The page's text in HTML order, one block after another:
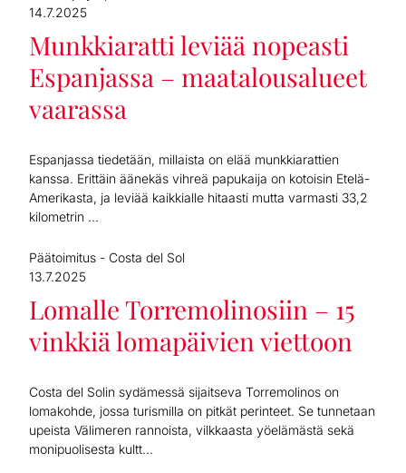
14.7.2025
Munkkiaratti leviää nopeasti
Espanjassa – maatalousalueet
vaarassa
Espanjassa tiedetään, millaista on elää munkkiarattien
kanssa. Erittäin äänekäs vihreä papukaija on kotoisin Etelä-
Amerikasta, ja leviää kaikkialle hitaasti mutta varmasti 33,2
kilometrin ...
Päätoimitus - Costa del Sol
13.7.2025
Lomalle Torremolinosiin – 15
vinkkiä lomapäivien viettoon
Costa del Solin sydämessä sijaitseva Torremolinos on
lomakohde, jossa turismilla on pitkät perinteet. Se tunnetaan
upeista Välimeren rannoista, vilkkaasta yöelämästä sekä
monipuolisesta kultt...